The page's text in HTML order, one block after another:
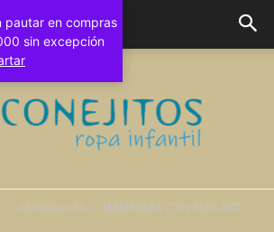
Alimentación
MAMADERA CON ASAS ANTI
pautar en compras
sin excepción